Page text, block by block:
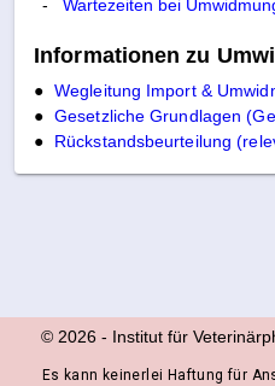
Informationen zu
● Wegleitung Import &
● Gesetzliche Grundlagen
●
Rückstandsbeurteilung
© 2026- Institut für
Es kann keinerlei Haftung für